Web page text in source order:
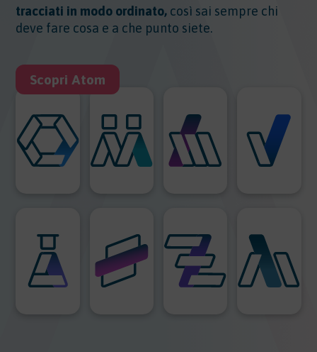
tracciati in modo ordinato, così sai sempre chi
deve fare cosa e a che punto siete.
Scopri Atom